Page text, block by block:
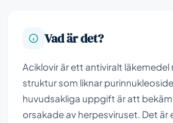
Vad är det?
Aciklovir är ett antiviralt
struktur som liknar
huvudsakliga uppgift är att
orsakade av herpesviruset. Det är